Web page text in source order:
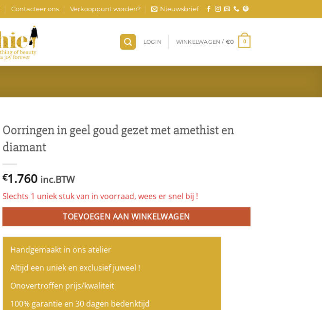
Contacteer ons Verkooppunt worden? Nieuwsbrief
LOGIN WINKELWAGEN / €0 0
Oorringen in geel goud gezet met amethist en
diamant
€1.760 inc.BTW
Slechts 1 uniek stuk van in voorraad, wees er snel bij !
TOEVOEGEN AAN WINKELWAGEN
Handgemaakt in ons atelier
Altijd een uniek en exclusief juweel !
Onovertroffen prijs/kwaliteit
100% garantie en 30 dagen bedenktijd